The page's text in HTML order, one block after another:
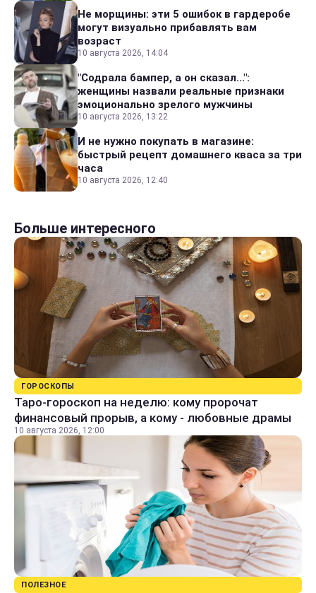
Не морщины: эти 5 ошибок в гардеробе
могут визуально прибавлять вам
возраст
10 августа 2026, 14:04
"Содрала бампер, а он сказал...":
женщины назвали реальные признаки
эмоционально зрелого мужчины
10 августа 2026, 13:22
И не нужно покупать в магазине:
быстрый рецепт домашнего кваса за три
часа
10 августа 2026, 12:40
Больше интересного
ГОРОСКОПЫ
Таро-гороскоп на неделю: кому пророчат
финансовый прорыв, а кому - любовные драмы
10 августа 2026, 12:00
ПОЛЕЗНОЕ